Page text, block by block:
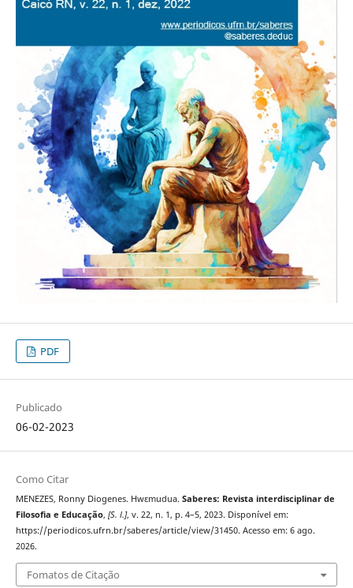
PDF
Publicado
06-02-2023
Como Citar
MENEZES, Ronny Diogenes. Hwɛmudua. Saberes: Revista interdisciplinar de
Filosofia e Educação, [S. l.], v. 22, n. 1, p. 4–5, 2023. Disponível em:
https://periodicos.ufrn.br/saberes/article/view/31450. Acesso em: 6 ago.
2026.
Fomatos de Citação